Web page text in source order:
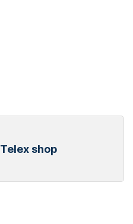
Telex shop